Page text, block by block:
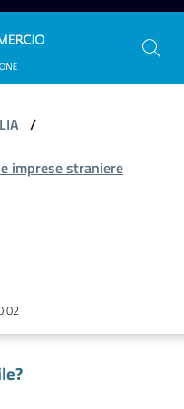
/
imprese straniere